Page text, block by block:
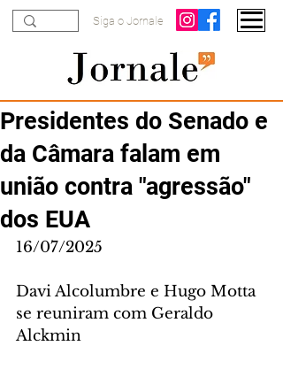
Siga o Jornale
Presidentes do Senado e
da Câmara falam em
união contra "agressão"
dos EUA
16/07/2025
Davi Alcolumbre e Hugo Motta
se reuniram com Geraldo
Alckmin